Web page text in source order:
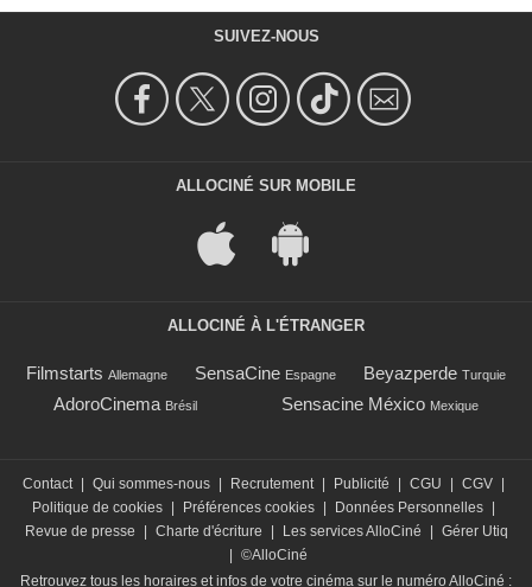
SUIVEZ-NOUS
ALLOCINÉ SUR MOBILE
ALLOCINÉ À L'ÉTRANGER
Filmstarts Allemagne SensaCine Espagne Beyazperde Turquie
AdoroCinema Brésil Sensacine México Mexique
Contact Qui sommes-nous Recrutement Publicité CGU CGV
Politique de cookies
Préférences cookies Données Personnelles
Revue de presse
Charte d'écriture Les services AlloCiné
Gérer Utiq
©AlloCiné
Retrouvez tous les horaires et infos de votre cinéma sur le numéro AlloCiné :